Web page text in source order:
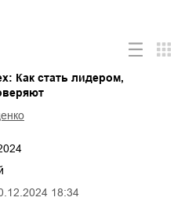
18:34
Как стать лидером,